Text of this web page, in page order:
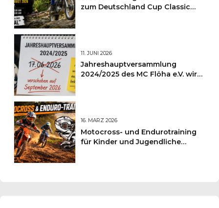
zum Deutschland Cup Classic
11. JUNI 2026
Jahreshauptversammlung
2024/2025 des MC Flöha e.V. wird
16. MÄRZ 2026
Motocross- und Endurotraining
für Kinder und Jugendliche